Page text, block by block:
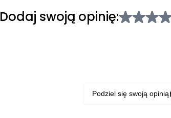
Dodaj swoją opinię:
Podziel się swoją opinią